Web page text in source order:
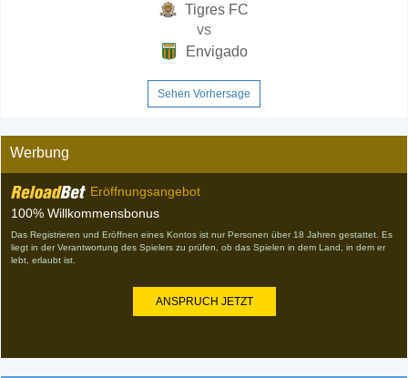
Tigres FC
vs
Envigado
Sehen Vorhersage
Werbung
Eröffnungsangebot
100% Willkommensbonus
Das Registrieren und Eröffnen eines Kontos ist nur Personen über 18 Jahren gestattet. Es
liegt in der Verantwortung des Spielers zu prüfen, ob das Spielen in dem Land, in dem er
lebt, erlaubt ist.
ANSPRUCH JETZT